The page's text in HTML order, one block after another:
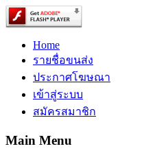
Home
รายชื่อขนส่ง
ประกาศโฆษณา
เข้าสู่ระบบ
สมัครสมาชิก
Main Menu